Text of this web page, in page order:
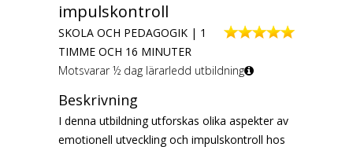
impulskontroll
SKOLA OCH PEDAGOGIK | 1
TIMME OCH 16 MINUTER
Motsvarar ½ dag lärarledd utbildning
Beskrivning
I denna utbildning utforskas olika aspekter av
emotionell utveckling och impulskontroll hos